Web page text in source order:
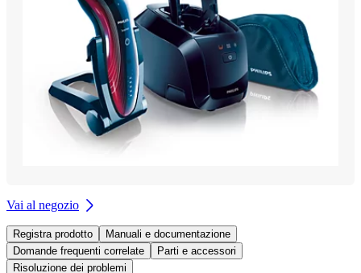
Vai al negozio
Registra prodotto
Manuali e documentazione
Domande frequenti correlate
Parti e accessori
Risoluzione dei problemi